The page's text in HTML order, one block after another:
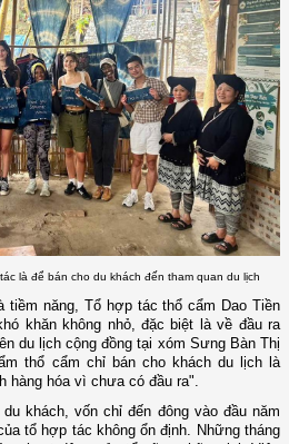
là để bán cho du khách đến tham quan du lịch
tiềm năng, Tổ hợp tác thổ cẩm Dao Tiền
khăn không nhỏ, đặc biệt là về đầu ra
du lịch cộng đồng tại xóm Sưng Bàn Thị
thổ cẩm chỉ bán cho khách du lịch là
hàng hóa vì chưa có đầu ra".
khách, vốn chỉ đến đông vào đầu năm
tổ hợp tác không ổn định. Những tháng